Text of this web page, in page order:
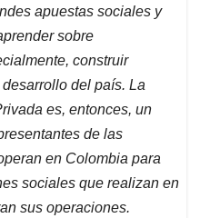
apuestas sociales y
sobre
construir
del país. La
es, entonces, un
de las
en Colombia para
sociales que realizan en
sus operaciones.